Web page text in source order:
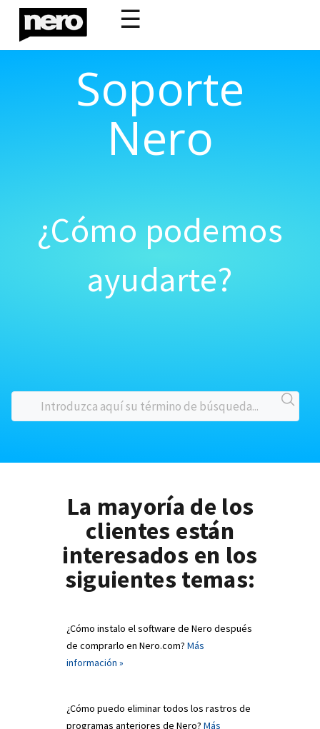
☰
Soporte
Nero
¿Cómo podemos
ayudarte?
La mayoría de los
clientes están
interesados en los
siguientes temas:
¿Cómo instalo el software de Nero después
de comprarlo en Nero.com? Más
información »
¿Cómo puedo eliminar todos los rastros de
programas anteriores de Nero? Más